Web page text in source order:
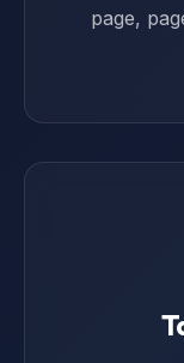
page,